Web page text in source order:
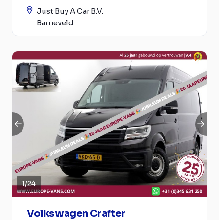
Just Buy A Car B.V.
Barneveld
1/24
Volkswagen Crafter